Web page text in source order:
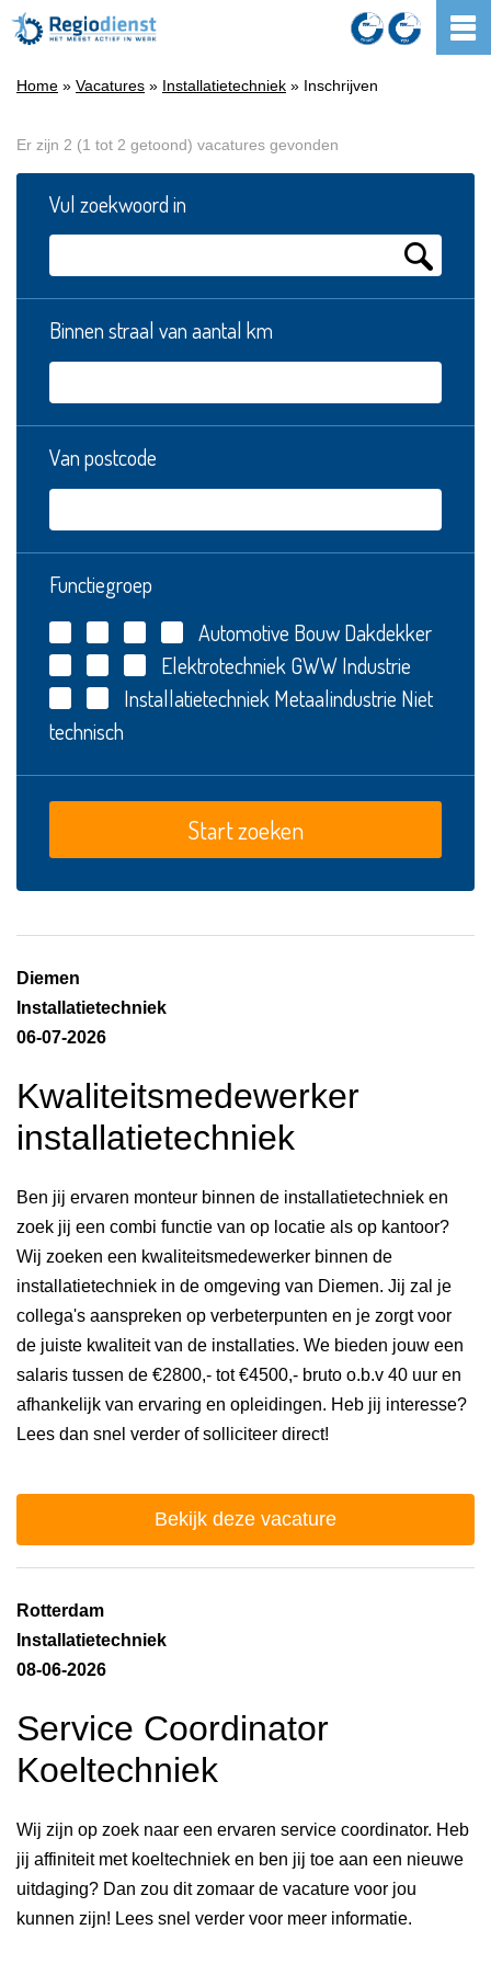
Home » Vacatures » Installatietechniek » Inschrijven
Er zijn 2 (1 tot 2 getoond) vacatures gevonden
Vul zoekwoord in
Binnen straal van aantal km
Van postcode
Functiegroep
Automotive BouwDakdekker
Elektrotechniek GWWIndustrie
Installatietechniek Metaalindustrie Niet
technisch
Diemen
Installatietechniek
06-07-2026
Kwaliteitsmedewerker
installatietechniek
Ben jij ervaren monteur binnen de installatietechniek en
zoek jij een combi functie van op locatie als op kantoor?
Wij zoeken een kwaliteitsmedewerker binnen de
installatietechniek in de omgeving van Diemen. Jij zal je
collega's aanspreken op verbeterpunten en je zorgt voor
de juiste kwaliteit van de installaties. We bieden jouw een
salaris tussen de €2800,- tot €4500,- bruto o.b.v 40 uur en
afhankelijk van ervaring en opleidingen. Heb jij interesse?
Lees dan snel verder of solliciteer direct!
Bekijk deze vacature
Rotterdam
Installatietechniek
08-06-2026
Service Coordinator
Koeltechniek
Wij zijn op zoek naar een ervaren service coordinator. Heb
jij affiniteit met koeltechniek en ben jij toe aan een nieuwe
uitdaging? Dan zou dit zomaar de vacature voor jou
kunnen zijn! Lees snel verder voor meer informatie.